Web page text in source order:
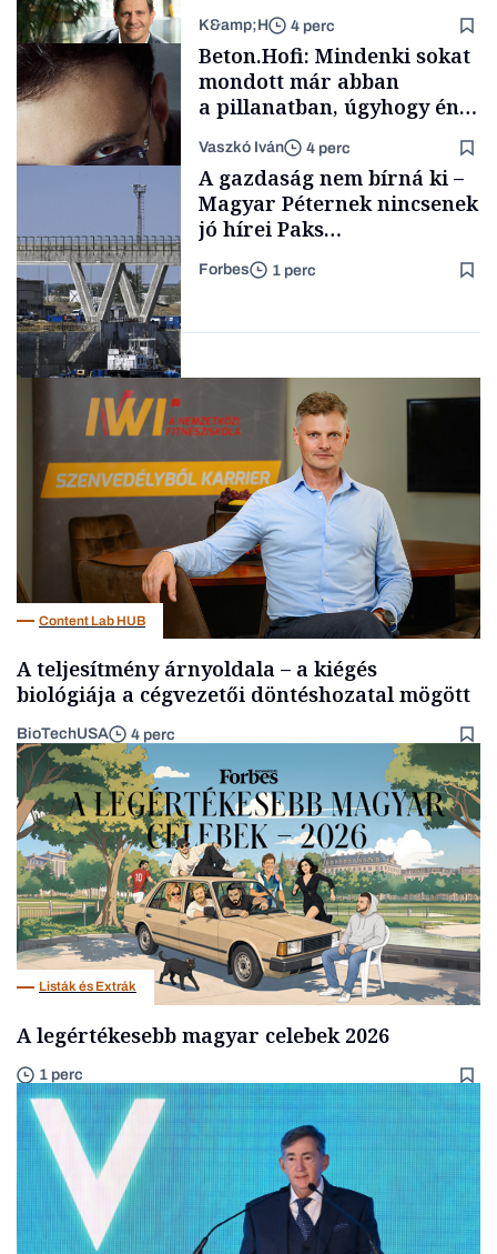
Családi
vállalkozások
TÁMOGATÓI
K&amp;H 4 perc
Forbes-sztori
Beton.Hofi: Mindenki sokat
mondott már abban
a pillanatban, úgyhogy én
a legsarkosabb
gondolataimat akartam
kimondani
Vaszkó Iván 4 perc
A gazdaság nem bírná ki –
Magyar Péternek nincsenek
jó hírei Paks
újraindításáról
Forbes 1 perc
Content Lab HUB
A teljesítmény árnyoldala – a kiégés
biológiája a cégvezetői döntéshozatal mögött
BioTechUSA 4 perc
Listák és Extrák
A legértékesebb magyar celebek 2026
1 perc